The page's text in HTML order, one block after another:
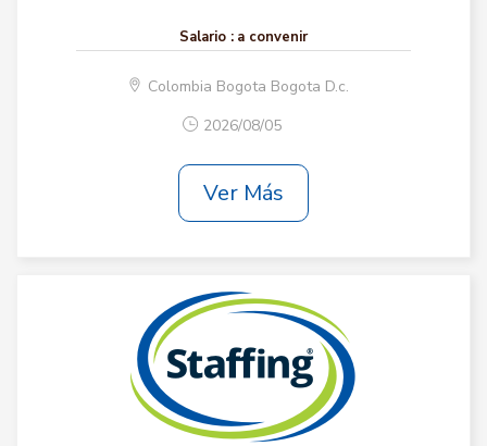
Salario : a convenir
Colombia Bogota Bogota D.c.
2026/08/05
Ver Más